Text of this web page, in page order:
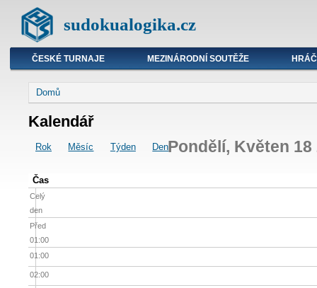
sudokualogika.cz
ČESKÉ TURNAJE MEZINÁRODNÍ SOUTĚŽE
Domů
Kalendář
Rok Měsíc Týden DenPondělí, Květen 18
Čas
Celý
den
Před
01:00
01:00
02:00